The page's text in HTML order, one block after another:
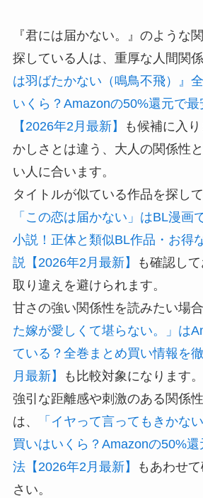
『君には届かない。』のような
探している人は、重厚な人間関
は羽ばたかない（鳴鳥不飛）』
いくら？Amazonの50%還元で
【2026年2月最新】
も候補に入
かしさとは違う、大人の関係性
い人に合います。
タイトルが似ている作品を探して
「この恋は届かない」はBL漫画
小説！正体と類似BL作品・お得
説【2026年2月最新】
も確認し
取り違えを避けられます。
甘さの強い関係性を読みたい場合
た嫁が愛しくて堪らない。」は
ている？全巻まとめ買い情報を
月最新】
も比較対象になります。
強引な距離感や刺激のある関係
は、
「イヤって言ってもきかな
買いはいくら？Amazonの50%
法【2026年2月最新】
もあわせ
さい。